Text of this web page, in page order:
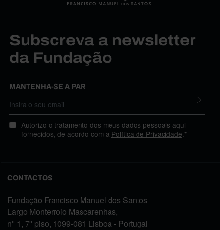
Subscreva a newsletter
da Fundação
MANTENHA-SE A PAR
Autorizo o tratamento dos meus dados pessoais aqui
fornecidos, de acordo com a Política de Privacidade.*
CONTACTOS
Fundação Francisco Manuel dos Santos
Largo Monterroio Mascarenhas,
nº 1, 7º piso, 1099-081 Lisboa - Portugal